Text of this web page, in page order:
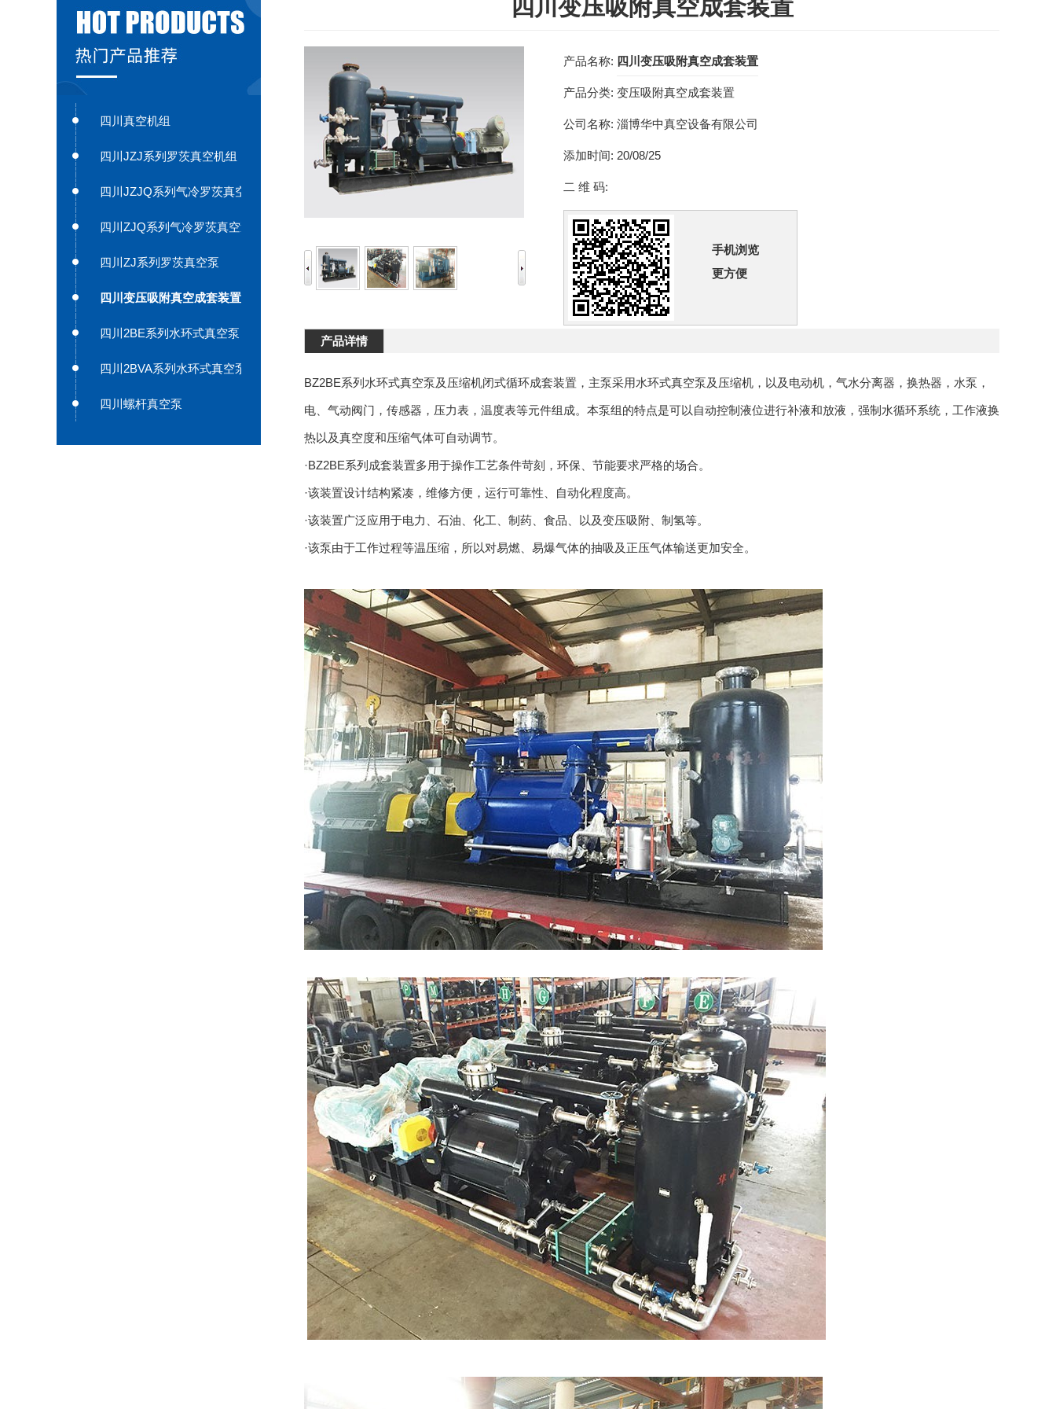
四川真空机组
四川JZJ系列罗茨真空机组
四川JZJQ系列气冷罗茨真空机组
四川ZJQ系列气冷罗茨真空泵
四川ZJ系列罗茨真空泵
四川变压吸附真空成套装置
四川2BE系列水环式真空泵
四川2BVA系列水环式真空泵
四川螺杆真空泵
四川变压吸附真空成套装置
产品名称: 四川变压吸附真空成套装置
产品分类: 变压吸附真空成套装置
公司名称: 淄博华中真空设备有限公司
添加时间: 20/08/25
二 维 码:
手机浏览
更方便
产品详情
BZ2BE系列水环式真空泵及压缩机闭式循环成套装置，主泵采用水环式真空泵及压缩机，以及电动机，气水分离器，换热器，水泵，
电、气动阀门，传感器，压力表，温度表等元件组成。本泵组的特点是可以自动控制液位进行补液和放液，强制水循环系统，工作液换
热以及真空度和压缩气体可自动调节。
·BZ2BE系列成套装置多用于操作工艺条件苛刻，环保、节能要求严格的场合。
·该装置设计结构紧凑，维修方便，运行可靠性、自动化程度高。
·该装置广泛应用于电力、石油、化工、制药、食品、以及变压吸附、制氢等。
·该泵由于工作过程等温压缩，所以对易燃、易爆气体的抽吸及正压气体输送更加安全。